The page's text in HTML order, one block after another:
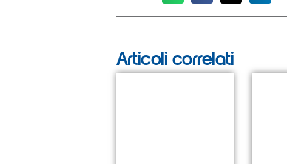
Articoli correlati